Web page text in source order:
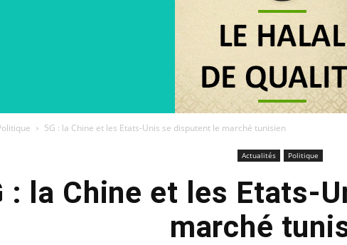
5G : la Chine et les Etats-Unis se disputent le marché tunisien
Actualités Politique
: la Chine et les Etats-
marché